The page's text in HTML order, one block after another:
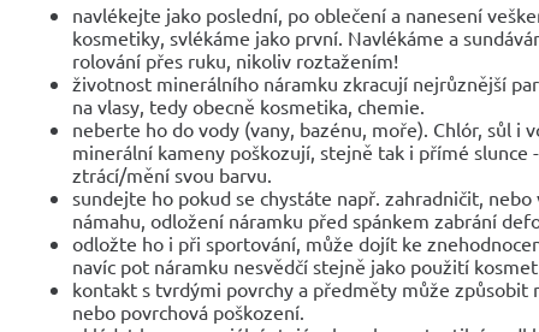
navlékejte jako poslední, po oblečení a nanesení
kosmetiky, svlékáme jako první. Navlékáme a
rolování přes ruku, nikoliv roztažením!
životnost minerálního náramku zkracují nejrůznější
na vlasy, tedy obecně kosmetika, chemie.
neberte ho do vody (vany, bazénu, moře). Chlór, sůl i
minerální kameny poškozují, stejně tak i přímé slunce
ztrácí/mění svou barvu.
sundejte ho pokud se chystáte např. zahradničit,
námahu, odložení náramku před spánkem zabrání
odložte ho i při sportování, může dojít ke
navíc pot náramku nesvědčí stejně jako použití
kontakt s tvrdými povrchy a předměty může způsobit
nebo povrchová poškození.